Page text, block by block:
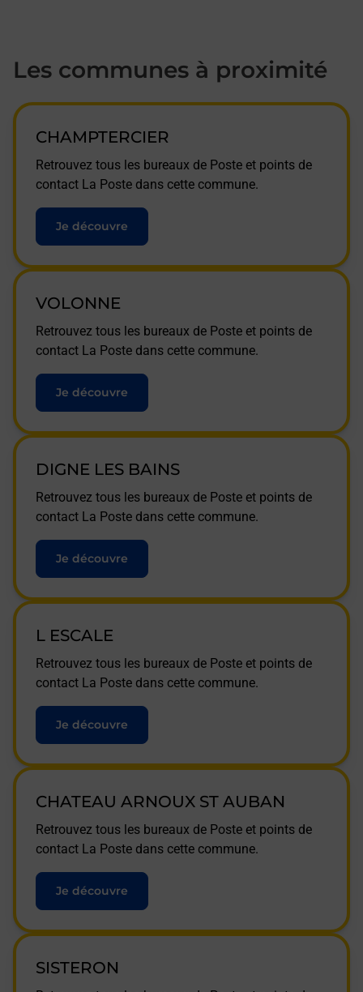
Les communes à proximité
CHAMPTERCIER
Retrouvez tous les bureaux de Poste et points de
contact La Poste dans cette commune.
Je découvre
VOLONNE
Retrouvez tous les bureaux de Poste et points de
contact La Poste dans cette commune.
Je découvre
DIGNE LES BAINS
Retrouvez tous les bureaux de Poste et points de
contact La Poste dans cette commune.
Je découvre
L ESCALE
Retrouvez tous les bureaux de Poste et points de
contact La Poste dans cette commune.
Je découvre
CHATEAU ARNOUX ST AUBAN
Retrouvez tous les bureaux de Poste et points de
contact La Poste dans cette commune.
Je découvre
SISTERON